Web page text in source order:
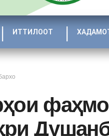
ИТТИЛООТ